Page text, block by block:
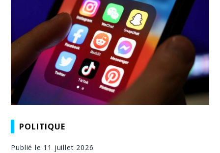
POLITIQUE
Publié le 11 juillet 2026